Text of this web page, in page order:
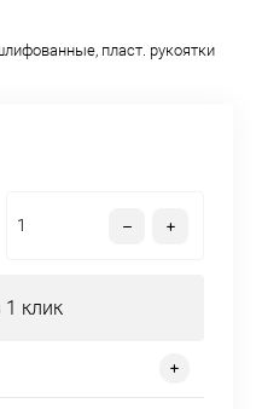
пласт. рукоятки
1 клик